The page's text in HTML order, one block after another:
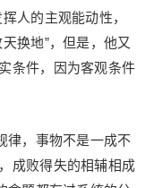
人的主观能动性，
换地”，但是，他又
条件，因为客观条件
律，事物不是一成不
成败得失的相辅相成